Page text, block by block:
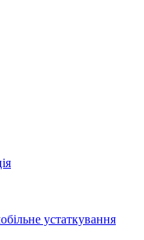
устаткування